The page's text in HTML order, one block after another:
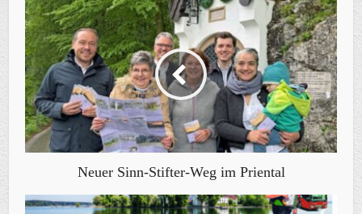
Neuer Sinn-Stifter-Weg im Priental